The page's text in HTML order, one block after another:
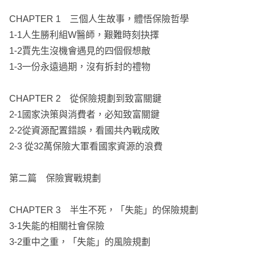
CHAPTER 1　三個人生故事，體悟保險哲學
1-1人生勝利組W醫師，艱難時刻抉擇
1-2賈先生沒機會遇見的四個假想敵
1-3一份永遠過期，沒有拆封的禮物
CHAPTER 2　從保險規劃到致富關鍵
2-1國家決策與消費者，必知致富關鍵
2-2從資源配置錯誤，看國共內戰成敗
2-3 從32萬保險大軍看國家資源的浪費
第二篇　保險實戰規劃
CHAPTER 3　半生不死，「失能」的保險規劃
3-1失能的相關社會保險
3-2重中之重，「失能」的風險規劃